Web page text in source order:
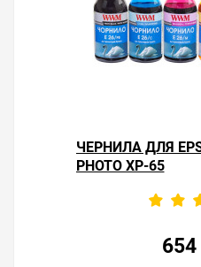
ЧЕРНИЛА ДЛЯ
PHOTO XP-65
654